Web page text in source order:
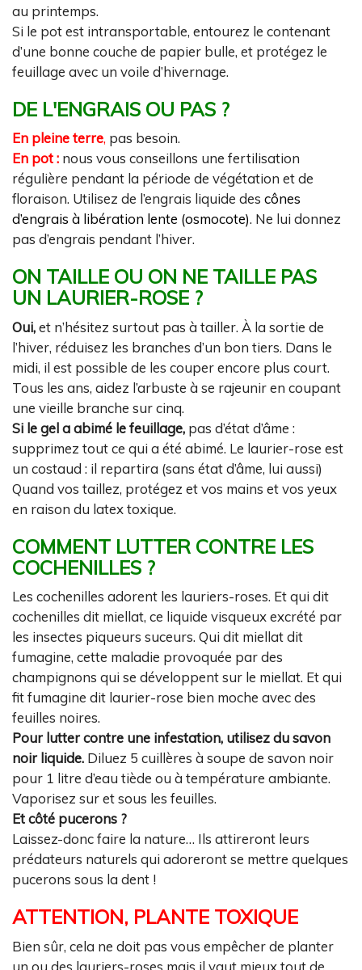
au printemps.
Si le pot est intransportable, entourez le contenant
d’une bonne couche de papier bulle, et protégez le
feuillage avec un voile d’hivernage.
DE L'ENGRAIS OU PAS ?
En pleine terre, pas besoin.
En pot : nous vous conseillons une fertilisation
régulière pendant la période de végétation et de
floraison. Utilisez de l’engrais liquide des cônes
d’engrais à libération lente (osmocote). Ne lui donnez
pas d’engrais pendant l’hiver.
ON TAILLE OU ON NE TAILLE PAS
UN LAURIER-ROSE ?
Oui,et n’hésitez surtout pas à tailler. À la sortie de
l’hiver, réduisez les branches d’un bon tiers. Dans le
midi, il est possible de les couper encore plus court.
Tous les ans, aidez l’arbuste à se rajeunir en coupant
une vieille branche sur cinq.
Si le gel a abimé le feuillage, pas d’état d’âme :
supprimez tout ce qui a été abimé. Le laurier-rose est
un costaud : il repartira (sans état d’âme, lui aussi)
Quand vos taillez, protégez et vos mains et vos yeux
en raison du latex toxique.
COMMENT LUTTER CONTRE LES
COCHENILLES ?
Les cochenilles adorent les lauriers-roses. Et qui dit
cochenilles dit miellat, ce liquide visqueux excrété par
les insectes piqueurs suceurs. Qui dit miellat dit
fumagine, cette maladie provoquée par des
champignons qui se développent sur le miellat. Et qui
fit fumagine dit laurier-rose bien moche avec des
feuilles noires.
Pour lutter contre une infestation, utilisez du savon
noir liquide. Diluez 5 cuillères à soupe de savon noir
pour 1 litre d’eau tiède ou à température ambiante.
Vaporisez sur et sous les feuilles.
Et côté pucerons ?
Laissez-donc faire la nature… Ils attireront leurs
prédateurs naturels qui adoreront se mettre quelques
pucerons sous la dent !
ATTENTION, PLANTE TOXIQUE
Bien sûr, cela ne doit pas vous empêcher de planter
un ou des lauriers-roses mais il vaut mieux tout de